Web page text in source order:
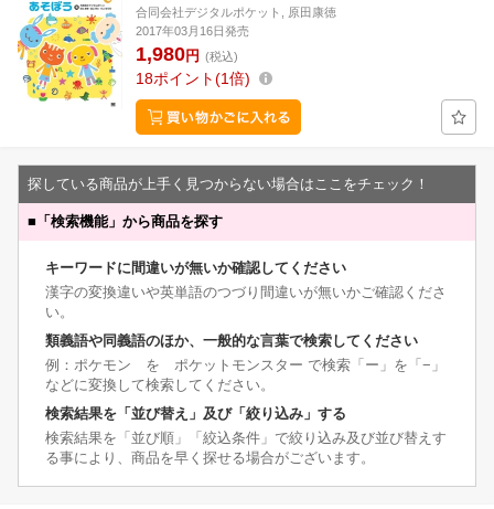
合同会社デジタルポケット, 原田康徳
2017年03月16日発売
1,980円 (税込)
18ポイント 1倍
探している商品が上手く見つからない場合はここをチェック！
■ 「検索機能」から商品を探す
キーワードに間違いが無いか確認してください
漢字の変換違いや英単語のつづり間違いが無いかご確認くださ
い。
類義語や同義語のほか、一般的な言葉で検索してください
例：ポケモン を ポケットモンスター で検索「ー」を「−」
などに変換して検索してください。
検索結果を「並び替え」及び「絞り込み」する
検索結果を「並び順」「絞込条件」で絞り込み及び並び替えす
る事により、商品を早く探せる場合がございます。